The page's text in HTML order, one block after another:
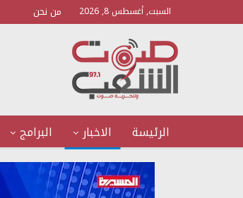
السبت, أغسطس 8, 2026 من نحن
الرئيسة الاخبار البرامج